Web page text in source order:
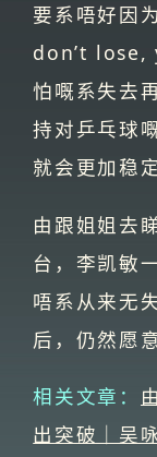
要系唔好因
don’t lose,
怕嘅系失去
持对乒乓球
就会更加稳
由跟姐姐去
台，李凯敏
唔系从来无
后，仍然愿
相关文章：
出突破｜吴